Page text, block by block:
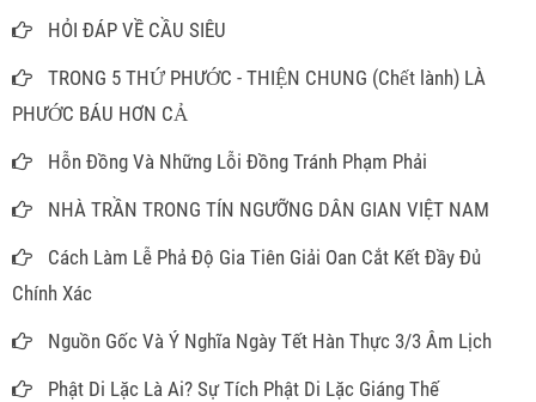
HỎI ĐÁP VỀ CẦU SIÊU
TRONG 5 THỨ PHƯỚC - THIỆN CHUNG (Chết lành) LÀ
PHƯỚC BÁU HƠN CẢ
Hỗn Đồng Và Những Lỗi Đồng Tránh Phạm Phải
NHÀ TRẦN TRONG TÍN NGƯỠNG DÂN GIAN VIỆT NAM
Cách Làm Lễ Phả Độ Gia Tiên Giải Oan Cắt Kết Đầy Đủ
Chính Xác
Nguồn Gốc Và Ý Nghĩa Ngày Tết Hàn Thực 3/3 Âm Lịch
Phật Di Lặc Là Ai? Sự Tích Phật Di Lặc Giáng Thế